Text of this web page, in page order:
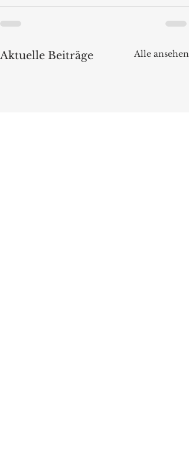
Aktuelle Beiträge Alle ansehen